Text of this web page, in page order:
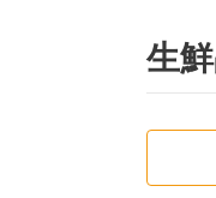
生